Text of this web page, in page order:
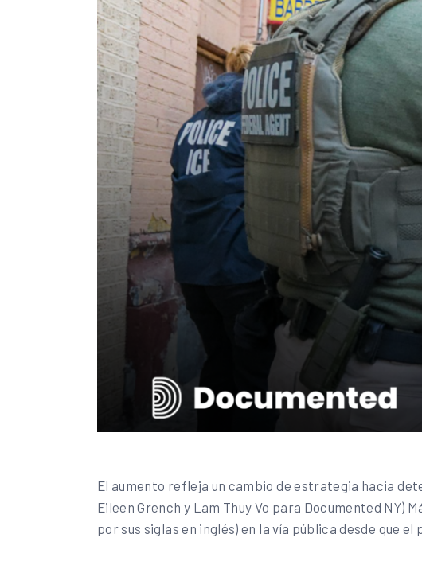
El aumento refleja un cambio de estrategia hacia
Eileen Grench y Lam Thuy Vo para Documented NY)
por sus siglas en inglés) en la vía pública desde que